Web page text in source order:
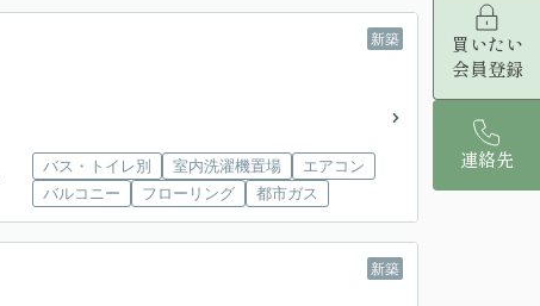
買いたい
会員登録
連絡先
新築
バス・トイレ別 室内洗濯機置場
エアコン
バルコニー
フローリング 都市ガス
新築